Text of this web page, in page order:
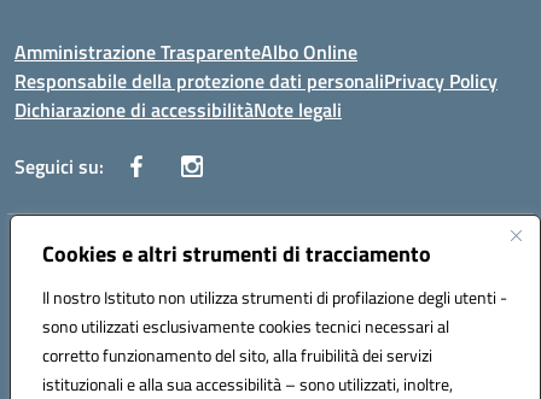
Cookies e altri strumenti di tracciamento
Il nostro Istituto non utilizza strumenti di profilazione degli utenti -
sono utilizzati esclusivamente cookies tecnici necessari al
corretto funzionamento del sito, alla fruibilità dei servizi
istituzionali e alla sua accessibilità – sono utilizzati, inoltre,
Amministrazione TrasparenteAlbo Online
Responsabile della protezione dati personaliPrivacy Policy
Dichiarazione di accessibilitàNote legali
Seguici su:
Indirizzo:Corso Vittorio Emanuele, 27 90133 - Palermo
Posta elettronica certificata (PEC):pais03600r@pec.istruzione.it
Codice fiscale: 97308550827
Codice meccanografico: PAIS03600R